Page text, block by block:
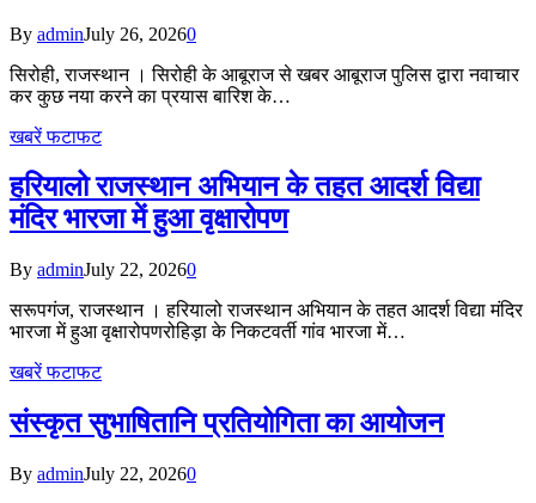
By adminJuly 26, 20260
सिरोही, राजस्थान । सिरोही के आबूराज से खबर आबूराज पुलिस द्वारा नवाचार
कर कुछ नया करने का प्रयास बारिश के…
खबरें फटाफट
हरियालो राजस्थान अभियान के तहत आदर्श विद्या
मंदिर भारजा में हुआ वृक्षारोपण
By adminJuly 22, 20260
सरूपगंज, राजस्थान । हरियालो राजस्थान अभियान के तहत आदर्श विद्या मंदिर
भारजा में हुआ वृक्षारोपणरोहिड़ा के निकटवर्ती गांव भारजा में…
खबरें फटाफट
संस्कृत सुभाषितानि प्रतियोगिता का आयोजन
By adminJuly 22, 20260